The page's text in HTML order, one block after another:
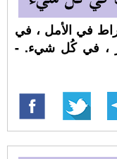
في الأمل ، في
، في كُل شيء. -